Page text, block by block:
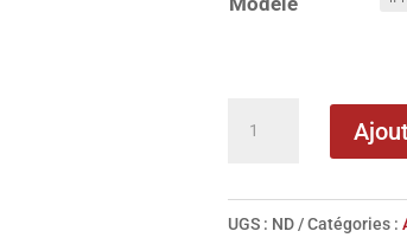
transparente
UGS : ND Catégories :